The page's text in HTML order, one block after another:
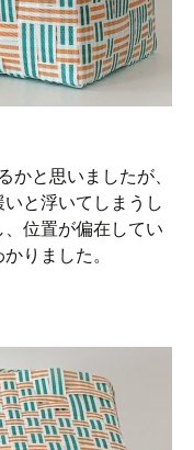
かと思いましたが、
と浮いてしまうし
位置が偏在してい
りました。